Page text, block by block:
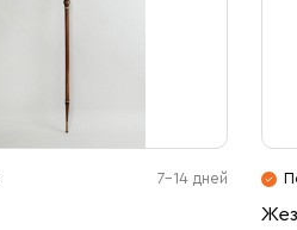
7-14 дней